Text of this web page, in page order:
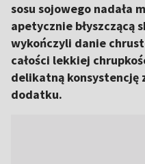
sosu sojowego nadała
apetycznie błyszczącą
wykończyli danie
całości lekkiej
delikatną konsystencję
dodatku.